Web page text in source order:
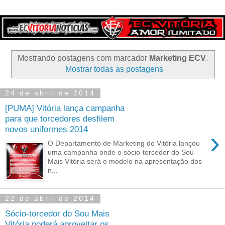
Mostrando postagens com marcador Marketing ECV.
Mostrar todas as postagens
24 de abril de 2014
[PUMA] Vitória lança campanha
para que torcedores desfilem
novos uniformes 2014
›
O Departamento de Marketing do Vitória lançou
uma campanha onde o sócio-torcedor do Sou
Mais Vitória será o modelo na apresentação dos
n...
22 de abril de 2014
Sócio-torcedor do Sou Mais